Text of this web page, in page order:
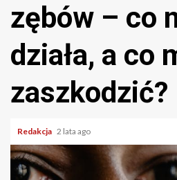
zębów – co
działa, a co
zaszkodzić?
Redakcja 2 lata ago